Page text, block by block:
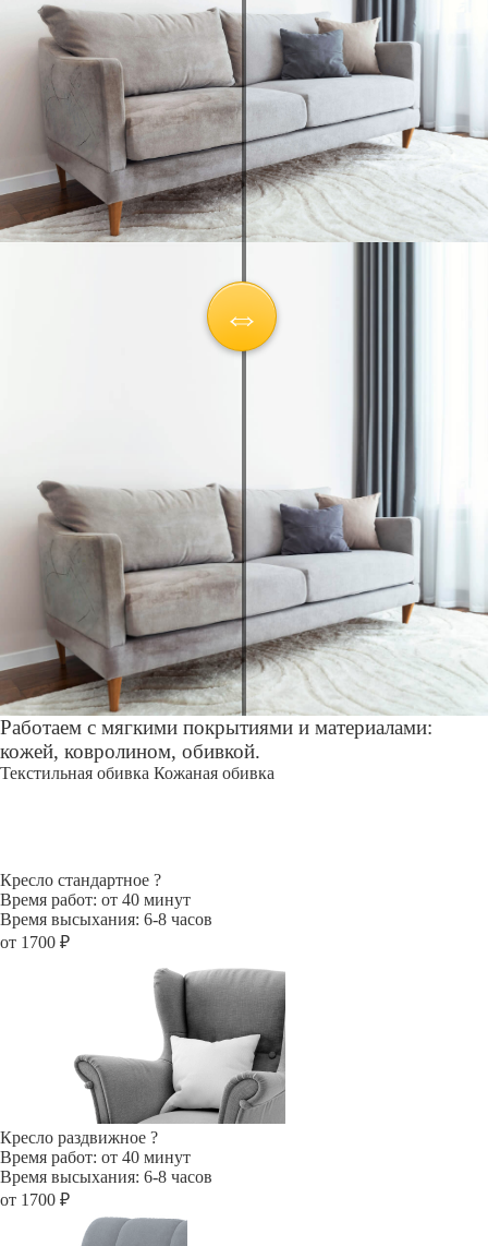
Работаем с мягкими покрытиями и материалами:
кожей, ковролином, обивкой.
Текстильная обивка Кожаная обивка
Кресло стандартное ?
Время работ: от 40 минут
Время высыхания: 6-8 часов
от 1700 ₽
Кресло раздвижное ?
Время работ: от 40 минут
Время высыхания: 6-8 часов
от 1700 ₽